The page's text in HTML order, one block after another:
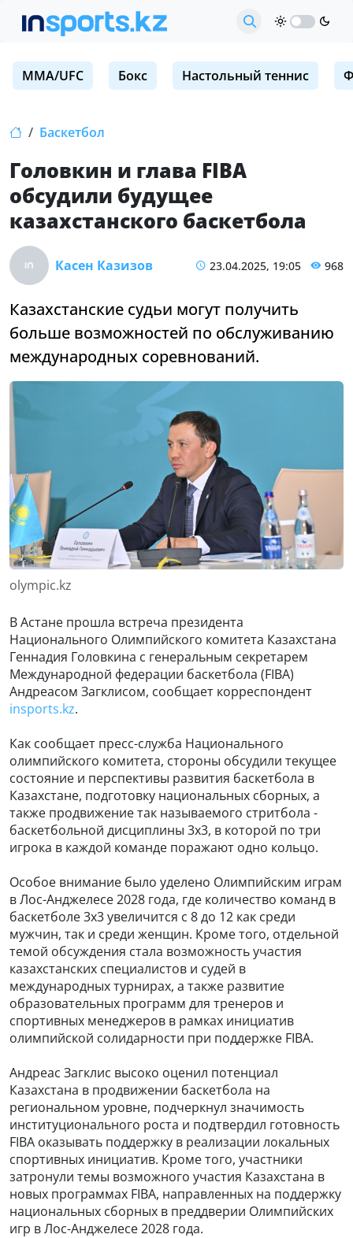
MMA/UFC Бокс Настольный теннис
Баскетбол
Головкин и глава FIBA
обсудили будущее
казахстанского баскетбола
Касен Казизов 23.04.2025, 19:05 968
Казахстанские судьи могут получить
больше возможностей по обслуживанию
международных соревнований.
olympic.kz
В Астане прошла встреча президента
Национального Олимпийского комитета Казахстана
Геннадия Головкина с генеральным секретарем
Международной федерации баскетбола (FIBA)
Андреасом Загклисом, сообщает корреспондент
insports.kz.
Как сообщает пресс-служба Национального
олимпийского комитета, стороны обсудили текущее
состояние и перспективы развития баскетбола в
Казахстане, подготовку национальных сборных, а
также продвижение так называемого стритбола -
баскетбольной дисциплины 3х3, в которой по три
игрока в каждой команде поражают одно кольцо.
Особое внимание было уделено Олимпийским играм
в Лос-Анджелесе 2028 года, где количество команд в
баскетболе 3х3 увеличится с 8 до 12 как среди
мужчин, так и среди женщин. Кроме того, отдельной
темой обсуждения стала возможность участия
казахстанских специалистов и судей в
международных турнирах, а также развитие
образовательных программ для тренеров и
спортивных менеджеров в рамках инициатив
олимпийской солидарности при поддержке FIBA.
Андреас Загклис высоко оценил потенциал
Казахстана в продвижении баскетбола на
региональном уровне, подчеркнул значимость
институционального роста и подтвердил готовность
FIBA оказывать поддержку в реализации локальных
спортивных инициатив. Кроме того, участники
затронули темы возможного участия Казахстана в
новых программах FIBA, направленных на поддержку
национальных сборных в преддверии Олимпийских
игр в Лос-Анджелесе 2028 года.